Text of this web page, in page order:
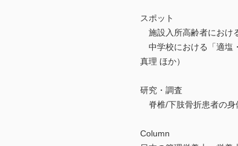
スポット
施設入所高齢者におけ
中学校における「適塩
真理 ほか）
研究・調査
脊椎/下肢骨折患者の身
Column